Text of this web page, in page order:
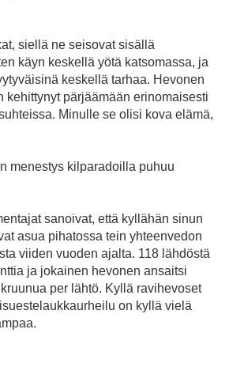
siellä ne seisovat sisällä
käyn keskellä yötä katsomassa, ja
keskellä tarhaa. Hevonen
kehittynyt pärjäämään erinomaisesti
Minulle se olisi kova elämä,
menestys kilparadoilla puhuu
sanoivat, että kyllähän sinun
asua pihatossa tein yhteenvedon
viiden vuoden ajalta. 118 lähdöstä
ja jokainen hevonen ansaitsi
per lähtö. Kyllä ravihevoset
on kyllä vielä